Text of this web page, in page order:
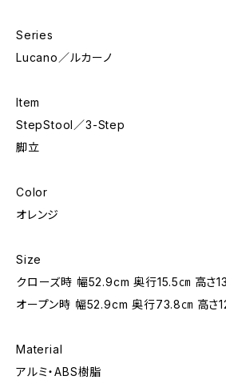
Series
Lucano／ルカーノ
Item
StepStool／3-Step
脚立
Color
オレンジ
Size
クローズ時 幅52.9cm 奥行15.5㎝ 高さ
オープン時 幅52.9cm 奥行73.8㎝ 高さ
Material
アルミ・ABS樹脂